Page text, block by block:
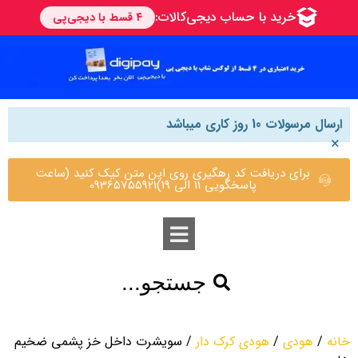
ارسال مرسولات 10 روز کاری میباشد
×
برای دریافت کد رهگیری روی این متن کیک کنید (ساعت
پاسخگویی 11 الی 19)09365755921
جستجو...
خانه / هودی / هودی کرک دار / سویشرت داخل خز پشمی ضخیم